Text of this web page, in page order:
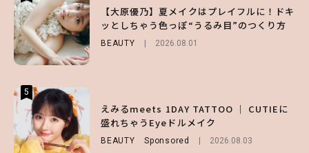
【大原優乃】夏メイクはプレイフルに！ドキ
ッとしちゃう色っぽ“うるみ目”のつくり方
BEAUTY 2026.08.01
5
えみるmeets 1DAY TATTOO ｜ CUTIEに
盛れちゃうEyeドルメイク
BEAUTY Sponsored 2026.08.03
くりくるし、すごく新鮮で心地いい」ヘアカ
ットの様子を独占でお届け♡
ENTERTAINMENT
5
【森香澄】理想のスタイルはどう作る？体型
キープの秘訣や夏の過ごし方など独占インタ
ビュー！
ENTERTAINMENT 2026.07.31
月直伝♡ ドライシャンプー「バティスト」
を使ったプロ級スタイリング3選
Sponsored
5
【ハローキティ】がスシローと初コラボ♡
第1弾の気になるメニュー＆限定グッズを総
チェック！
2026.07.31